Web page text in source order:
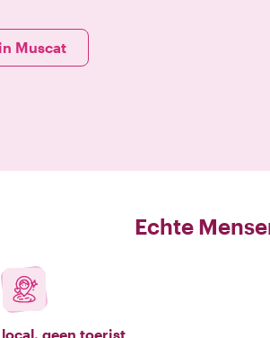
Muscat
Echte
local, geen toerist